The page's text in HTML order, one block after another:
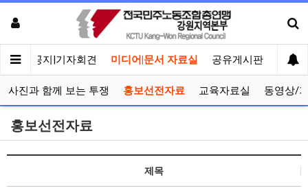
인 공지|기자회견 미디어|문서 자료실 공유게시판 선거
사진과 함께 보는 투쟁 홍보선전자료 교육자료실 동영상/
홍보선전자료
제목